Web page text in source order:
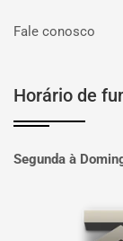
Fale conosco
Horário de
Segunda à
Página inicial